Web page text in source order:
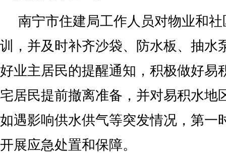
南宁市住建局工作人员对物业和
训，并及时补齐沙袋、防水板、抽水
好业主居民的提醒通知，积极做好易
宅居民提前撤离准备，并对易积水地
如遇影响供水供气等突发情况，第一
开展应急处置和保障。